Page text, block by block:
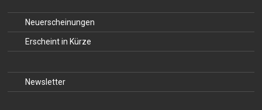
Neuerscheinungen
Erscheint in Kürze
Newsletter